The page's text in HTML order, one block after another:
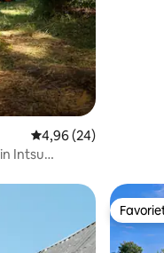
Gemiddelde
4,96 (24)
Intsu